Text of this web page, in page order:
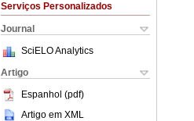
Serviços Personalizados
Journal
SciELO Analytics
Artigo
Espanhol (pdf)
Artigo em XML